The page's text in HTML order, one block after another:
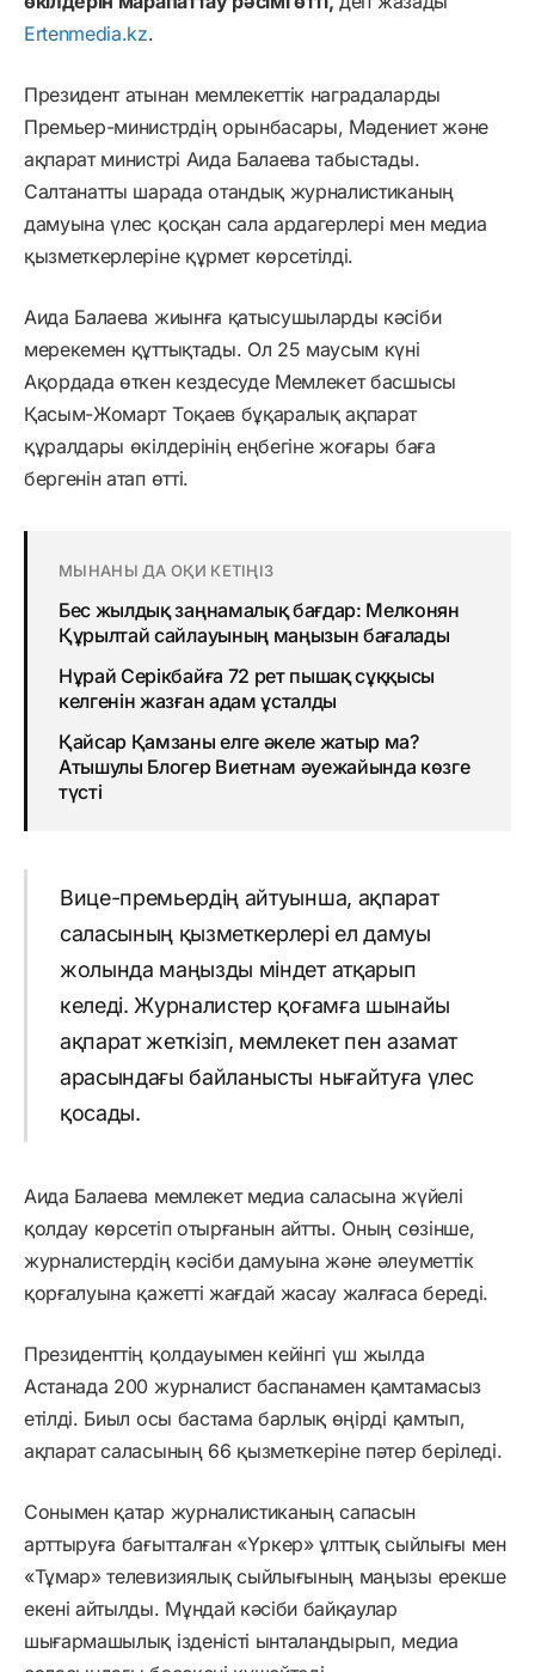
Ertenmedia.kz.
Президент атынан мемлекеттік наградаларды
Премьер-министрдің орынбасары, Мәдениет және
ақпарат министрі Аида Балаева табыстады.
Салтанатты шарада отандық журналистиканың
дамуына үлес қосқан сала ардагерлері мен медиа
қызметкерлеріне құрмет көрсетілді.
Аида Балаева жиынға қатысушыларды кәсіби
мерекемен құттықтады. Ол 25 маусым күні
Ақордада өткен кездесуде Мемлекет басшысы
Қасым-Жомарт Тоқаев бұқаралық ақпарат
құралдары өкілдерінің еңбегіне жоғары баға
бергенін атап өтті.
МЫНАНЫ ДА ОҚИ КЕТІҢІЗ
Бес жылдық заңнамалық бағдар: Мелконян
Құрылтай сайлауының маңызын бағалады
Нұрай Серікбайға 72 рет пышақ сұққысы
келгенін жазған адам ұсталды
Қайсар Қамзаны елге әкеле жатыр ма?
Атышулы Блогер Виетнам әуежайында көзге
түсті
Вице-премьердің айтуынша, ақпарат
саласының қызметкерлері ел дамуы
жолында маңызды міндет атқарып
келеді. Журналистер қоғамға шынайы
ақпарат жеткізіп, мемлекет пен азамат
арасындағы байланысты нығайтуға үлес
қосады.
Аида Балаева мемлекет медиа саласына жүйелі
қолдау көрсетіп отырғанын айтты. Оның сөзінше,
журналистердің кәсіби дамуына және әлеуметтік
қорғалуына қажетті жағдай жасау жалғаса береді.
Президенттің қолдауымен кейінгі үш жылда
Астанада 200 журналист баспанамен қамтамасыз
етілді. Биыл осы бастама барлық өңірді қамтып,
ақпарат саласының 66 қызметкеріне пәтер беріледі.
Сонымен қатар журналистиканың сапасын
арттыруға бағытталған «Үркер» ұлттық сыйлығы мен
«Тұмар» телевизиялық сыйлығының маңызы ерекше
екені айтылды. Мұндай кәсіби байқаулар
шығармашылық ізденісті ынталандырып, медиа